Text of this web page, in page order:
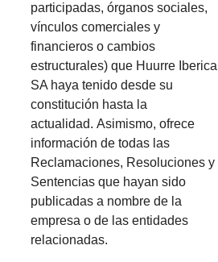
participadas, órganos sociales,
vínculos comerciales y
financieros o cambios
estructurales) que Huurre Iberica
SA haya tenido desde su
constitución hasta la
actualidad. Asimismo, ofrece
información de todas las
Reclamaciones, Resoluciones y
Sentencias que hayan sido
publicadas a nombre de la
empresa o de las entidades
relacionadas.